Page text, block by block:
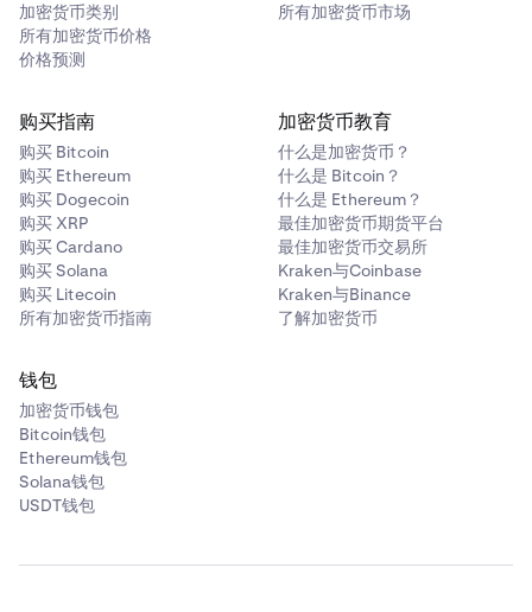
加密货币类别
所有加密货币价格
价格预测
所有加密货币市场
购买指南
购买 Bitcoin
购买 Ethereum
购买 Dogecoin
购买 XRP
购买 Cardano
购买 Solana
购买 Litecoin
所有加密货币指南
加密货币教育
什么是加密货币？
什么是 Bitcoin？
什么是 Ethereum？
最佳加密货币期货平台
最佳加密货币交易所
Kraken与Coinbase
Kraken与Binance
了解加密货币
钱包
加密货币钱包
Bitcoin钱包
Ethereum钱包
Solana钱包
USDT钱包